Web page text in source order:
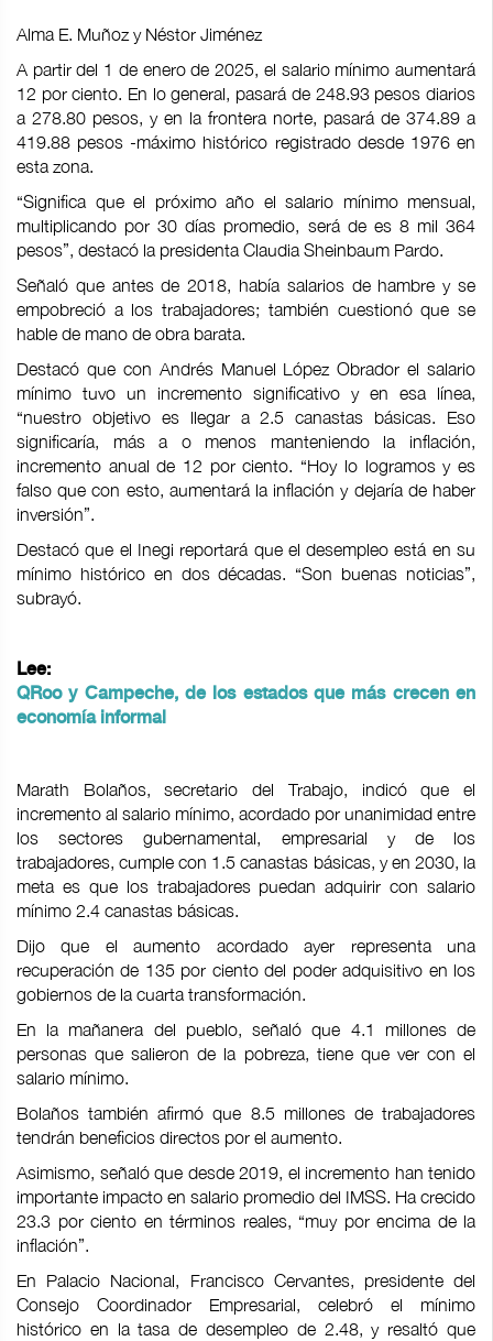
Alma E. Muñoz y Néstor Jiménez
A partir del 1 de enero de 2025, el salario mínimo aumentará
12 por ciento. En lo general, pasará de 248.93 pesos diarios
a 278.80 pesos, y en la frontera norte, pasará de 374.89 a
419.88 pesos -máximo histórico registrado desde 1976 en
esta zona.
“Significa que el próximo año el salario mínimo mensual,
multiplicando por 30 días promedio, será de es 8 mil 364
pesos”, destacó la presidenta Claudia Sheinbaum Pardo.
Señaló que antes de 2018, había salarios de hambre y se
empobreció a los trabajadores; también cuestionó que se
hable de mano de obra barata.
Destacó que con Andrés Manuel López Obrador el salario
mínimo tuvo un incremento significativo y en esa línea,
“nuestro objetivo es llegar a 2.5 canastas básicas. Eso
significaría, más a o menos manteniendo la inflación,
incremento anual de 12 por ciento. “Hoy lo logramos y es
falso que con esto, aumentará la inflación y dejaría de haber
inversión”.
Destacó que el Inegi reportará que el desempleo está en su
mínimo histórico en dos décadas. “Son buenas noticias”,
subrayó.
Lee:
QRoo y Campeche, de los estados que más crecen en
economía informal
Marath Bolaños, secretario del Trabajo, indicó que el
incremento al salario mínimo, acordado por unanimidad entre
los sectores gubernamental, empresarial y de los
trabajadores, cumple con 1.5 canastas básicas, y en 2030, la
meta es que los trabajadores puedan adquirir con salario
mínimo 2.4 canastas básicas.
Dijo que el aumento acordado ayer representa una
recuperación de 135 por ciento del poder adquisitivo en los
gobiernos de la cuarta transformación.
En la mañanera del pueblo, señaló que 4.1 millones de
personas que salieron de la pobreza, tiene que ver con el
salario mínimo.
Bolaños también afirmó que 8.5 millones de trabajadores
tendrán beneficios directos por el aumento.
Asimismo, señaló que desde 2019, el incremento han tenido
importante impacto en salario promedio del IMSS. Ha crecido
23.3 por ciento en términos reales, “muy por encima de la
inflación”.
En Palacio Nacional, Francisco Cervantes, presidente del
Consejo Coordinador Empresarial, celebró el mínimo
histórico en la tasa de desempleo de 2.48, y resaltó que